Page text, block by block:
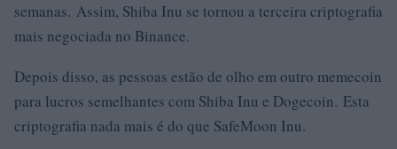
semanas. Assim, Shiba Inu se tornou a terceira criptografia
mais negociada no Binance.
Depois disso, as pessoas estão de olho em outro memecoin
para lucros semelhantes com Shiba Inu e Dogecoin. Esta
criptografia nada mais é do que SafeMoon Inu.